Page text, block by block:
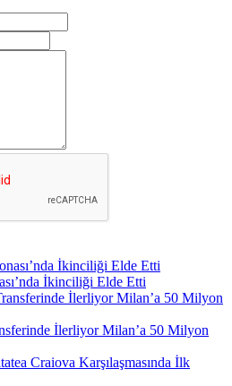
İkinciliği Elde Etti
İlerliyor Milan’a 50 Milyon